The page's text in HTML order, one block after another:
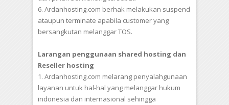
6. Ardanhosting.com berhak melakukan suspend
ataupun terminate apabila customer yang
bersangkutan melanggar TOS.
Larangan penggunaan shared hosting dan
Reseller hosting
1. Ardanhosting.com melarang penyalahgunaan
layanan untuk hal-hal yang melanggar hukum
indonesia dan internasional sehingga